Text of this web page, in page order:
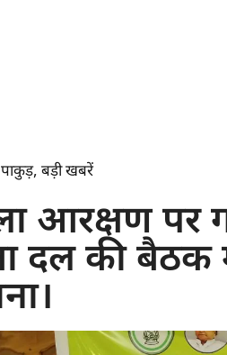
पाकुड़, बड़ी खबरें
आरक्षण पर
दल की बैठक